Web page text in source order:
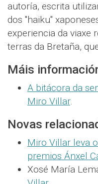
autoría, escrita
dos "haiku"
experiencia da viaxe
terras da Bretaña,
Máis
A bitácora da
Miro Villar.
Novas
Miro Villar leva
premios Ánxel
Xosé María